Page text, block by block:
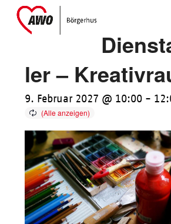
SkipOpen
mobile
Close
mobile
ler –
9. Februar 2027 @ 10:00 -